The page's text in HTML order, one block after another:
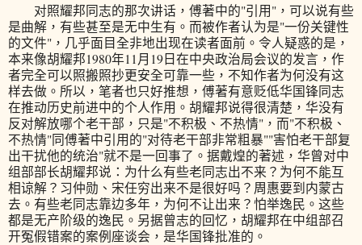
对照耀邦同志的那次讲话，傅著中的"引用"，可以说有些
是曲解，有些甚至是无中生有。而被作者认为是"一份关键性
的文件"，几乎面目全非地出现在读者面前。令人疑惑的是，
本来像胡耀邦1980年11月19日在中央政治局会议的发言，作
者完全可以照搬照抄更安全可靠一些，不知作者为何没有这
样去做。所以，笔者也只好推想，傅著有意贬低华国锋同志
在推动历史前进中的个人作用。胡耀邦说得很清楚，华没有
反对解放哪个老干部，只是"不积极、不热情"，而"不积极、
不热情"同傅著中引用的"对待老干部非常粗暴""害怕老干部复
出干扰他的统治"就不是一回事了。据戴煌的著述，华曾对中
组部部长胡耀邦说：为什么有些老同志出不来？为何不能互
相谅解？习仲勋、宋任穷出来不是很好吗？周惠要到内蒙古
去。有些老同志靠边多年，为何不让出来？怕举逸民。这些
都是无产阶级的逸民。另据曾志的回忆，胡耀邦在中组部召
开冤假错案的案例座谈会，是华国锋批准的。